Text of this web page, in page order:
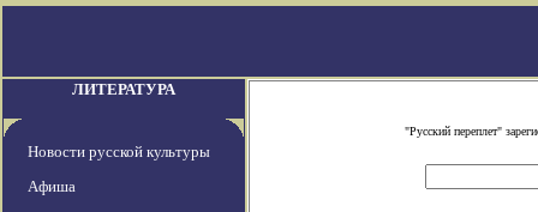
ЛИТЕРАТУРА
Новости русской культуры
Афиша
"Русский переплет"